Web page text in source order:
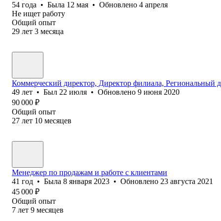
54 года • Была 12 мая • Обновлено 4 апреля
Не ищет работу
Общий опыт
29 лет 3 месяца
Коммерческий директор, Директор филиала, Региональный
49 лет • Был 22 июля • Обновлено 9 июня 2020
90 000 ₽
Общий опыт
27 лет 10 месяцев
Менеджер по продажам и работе с клиентами
41 год • Была 8 января 2023 • Обновлено 23 августа 2021
45 000 ₽
Общий опыт
7 лет 9 месяцев